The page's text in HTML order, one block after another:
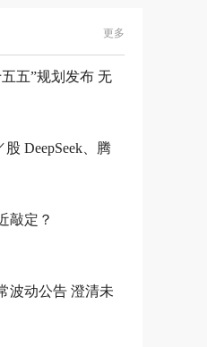
更多
五”规划发布 无
DeepSeek、腾
敲定？
波动公告 澄清未